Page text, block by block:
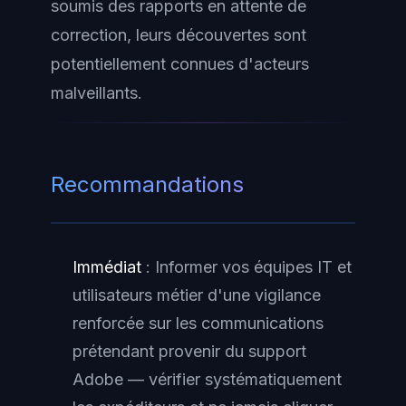
soumis des rapports en attente de
correction, leurs découvertes sont
potentiellement connues d'acteurs
malveillants.
Recommandations
Immédiat : Informer vos équipes IT et
utilisateurs métier d'une vigilance
renforcée sur les communications
prétendant provenir du support
Adobe — vérifier systématiquement